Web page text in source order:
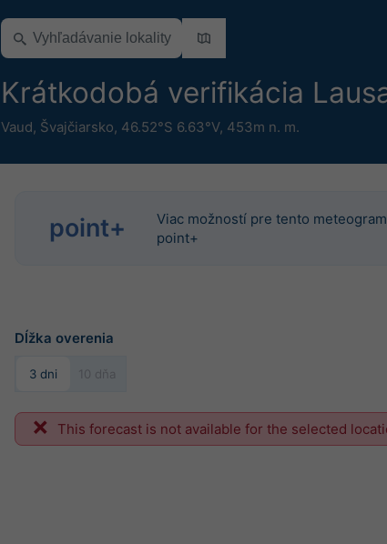
Krátkodobá verifikácia
Vaud, Švajčiarsko, 46.52°S 6.63°V, 453m n. m.
point+
Viac možností pre tento
point+
Dĺžka overenia
3 dni 10 dňa
This forecast is not available for the selected